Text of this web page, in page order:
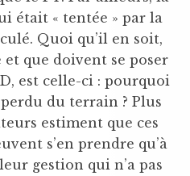
était « tentée » par la
Quoi qu’il en soit,
que doivent se poser
est celle-ci : pourquoi
du terrain ? Plus
estiment que ces
s’en prendre qu’à
gestion qui n’a pas